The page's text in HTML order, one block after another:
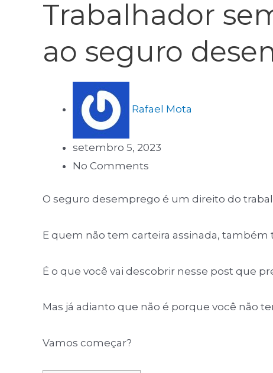
Trabalhador
ao seguro
Rafael Mota
setembro 5, 2023
No Comments
O seguro desemprego é um direito do
E quem não tem carteira assinada,
É o que você vai descobrir nesse post que
Mas já adianto que não é porque você não
Vamos começar?